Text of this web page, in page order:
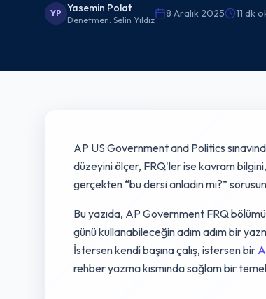
YP Yasemin Polat
Denetmen: Selin Yıldız
8 Aralık 2025 11 dk
AP US Government and Politics
düzeyini ölçer, FRQ'ler ise kavram
gerçekten “bu dersi anladın mı?”
Bu yazıda, AP Government FRQ
günü kullanabileceğin adım adım bir
İstersen kendi başına çalış, istersen bir
rehber yazma kısmında sağlam bir